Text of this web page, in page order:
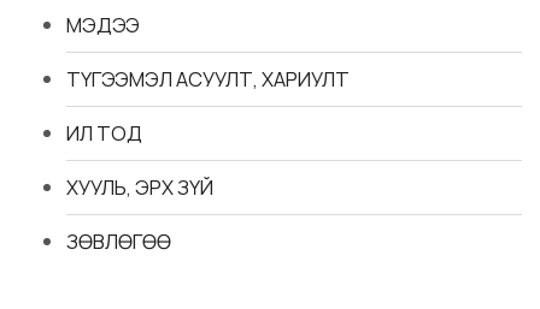
МЭДЭЭ
ТҮГЭЭМЭЛ АСУУЛТ, ХАРИУЛТ
ИЛ ТОД
ХУУЛЬ, ЭРХ ЗҮЙ
ЗӨВЛӨГӨӨ